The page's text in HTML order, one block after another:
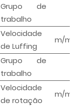
Grupo de
trabalho
Velocidade
de Luffing
m/min
Grupo de
trabalho
Velocidade
de rotação
m/min